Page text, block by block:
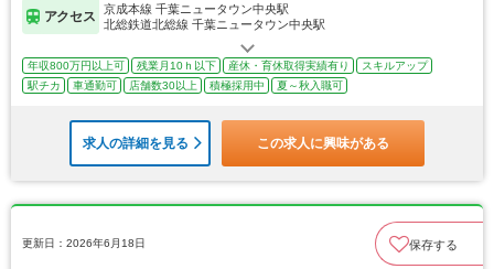
アクセス
京成本線 千葉ニュータウン中央駅
北総鉄道北総線 千葉ニュータウン中央駅
年収800万円以上可 残業月10ｈ以下 産休・育休取得実績有り
スキルアップ
駅チカ
車通勤可 店舗数30以上 積極採用中 夏～秋入職可
求人の詳細を見る この求人に興味がある
更新日：2026年6月18日 保存する